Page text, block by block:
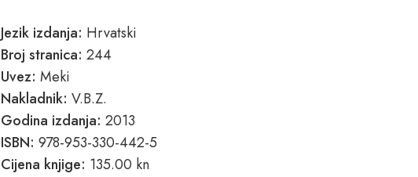
Jezik izdanja: Hrvatski
Broj stranica: 244
Uvez: Meki
Nakladnik: V.B.Z.
Godina izdanja: 2013
ISBN: 978-953-330-442-5
Cijena knjige: 135.00 kn